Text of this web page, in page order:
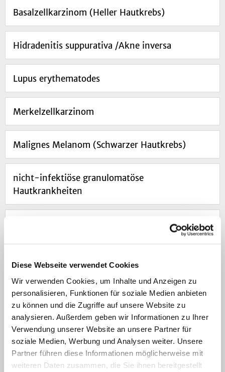
Diese Webseite verwendet Cookies
Wir verwenden Cookies, um Inhalte und Anzeigen zu
personalisieren, Funktionen für soziale Medien anbieten
zu können und die Zugriffe auf unsere Website zu
analysieren. Außerdem geben wir Informationen zu Ihrer
Verwendung unserer Website an unsere Partner für
soziale Medien, Werbung und Analysen weiter. Unsere
Partner führen diese Informationen möglicherweise mit
weiteren Daten zusammen, die Sie ihnen bereitgestellt
Basalzellkarzinom (Heller Hautkrebs)
Hidradenitis suppurativa /Akne inversa
Lupus erythematodes
Merkelzellkarzinom
Malignes Melanom (Schwarzer Hautkrebs)
nicht-infektiöse granulomatöse
Hautkrankheiten
Plattenepithelkarzinom (Heller Hautkrebs)
Prurigo nodularis
Psoriasis vulgaris (Schuppenflechte)
Urtikaria (Nesselsucht)